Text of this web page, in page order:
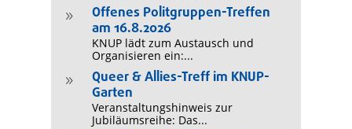
9
Offenes Politgruppen-Treffen
am 16.8.2026
KNUP lädt zum Austausch und
Organisieren ein:...
9
Queer & Allies-Treff im KNUP-
Garten
Veranstaltungshinweis zur
Jubiläumsreihe: Das...